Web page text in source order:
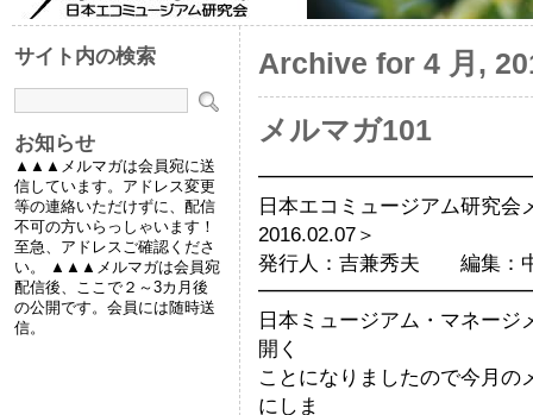
Archive for 4 月,
メルマガ101
日本エコミュージアム研
2016.02.07＞
発行人：吉兼秀夫 編集：
日本ミュージアム・マネー
開く
ことになりましたので今月の
にしま
サイト内の検索
お知らせ
▲▲▲メルマガは会員宛に送
信しています。アドレス変更
等の連絡いただけずに、配信
不可の方いらっしゃいます！
至急、アドレスご確認くださ
い。 ▲▲▲メルマガは会員宛
配信後、ここで２～3カ月後
の公開です。会員には随時送
信。